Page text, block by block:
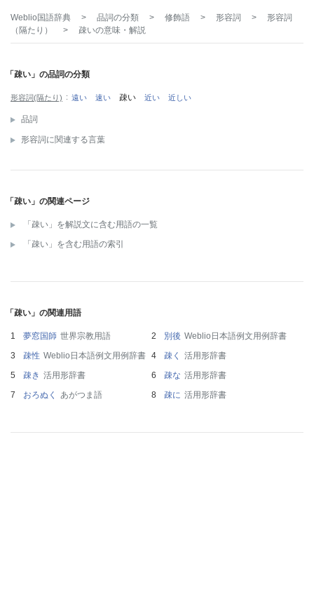
Weblio国語辞典 > 品詞の分類 > 修飾語 > 形容詞 >
形容詞
（隔たり）
> 疎いの意味・解説
「疎い」の品詞の分類
形容詞(隔たり) 遠い 速い 疎い 近い 近しい
品詞
形容詞に関連する言葉
「疎い」の関連ページ
「疎い」を解説文に含む用語の一覧
「疎い」を含む用語の索引
「疎い」の関連用語
夢窓国師 世界宗教用語 別後 Weblio日本語例文用例辞書
疎性 Weblio日本語例文用例辞書 疎く
活用形辞書
疎き 活用形辞書 疎な 活用形辞書
おろぬく
あがつま語 疎に 活用形辞書